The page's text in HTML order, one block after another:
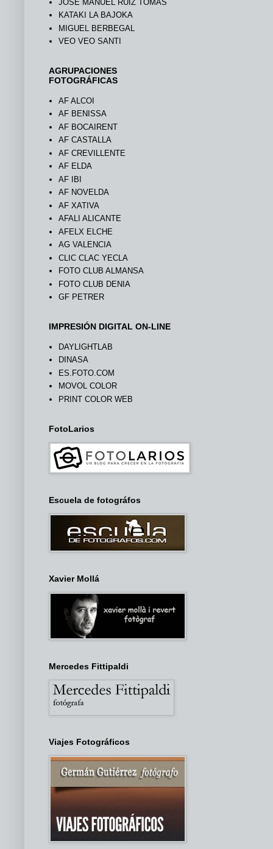
JOSÉ MANUEL RUIZ TOMÁS
KATAKI LA BAJOKA
MIGUEL BERBEGAL
VEO VEO SANTI
AGRUPACIONES
FOTOGRÁFICAS
AF ALCOI
AF BENISSA
AF BOCAIRENT
AF CASTALLA
AF CREVILLENTE
AF ELDA
AF IBI
AF NOVELDA
AF XATIVA
AFALI ALICANTE
AFELX ELCHE
AG VALENCIA
CLIC CLAC YECLA
FOTO CLUB ALMANSA
FOTO CLUB DENIA
GF PETRER
IMPRESIÓN DIGITAL ON-LINE
DAYLIGHTLAB
DINASA
ES.FOTO.COM
MOVOL COLOR
PRINT COLOR WEB
FotoLarios
Escuela de fotográfos
Xavier Mollá
Mercedes Fittipaldi
Viajes Fotográficos